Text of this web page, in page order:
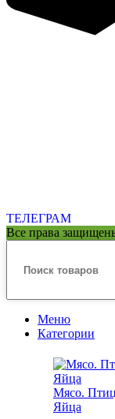
ТЕЛЕГРАМ
Все права
Меню
Категории
Мясо.
Яйца